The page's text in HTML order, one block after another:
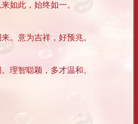
如此，始终如一。
。意为吉祥，好预兆。
理智聪颖，多才温和。